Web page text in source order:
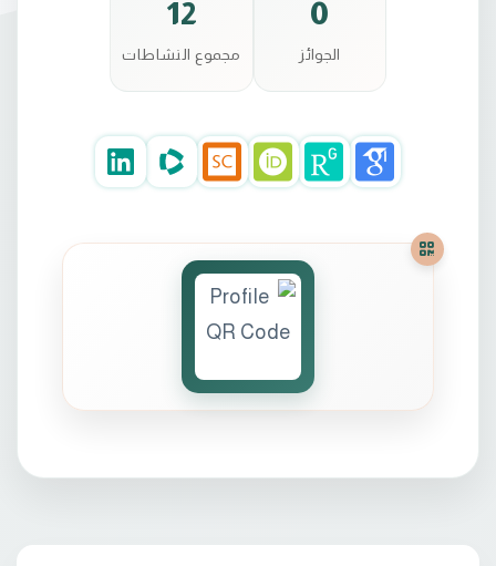
0
الجوائز
12
مجموع النشاطات